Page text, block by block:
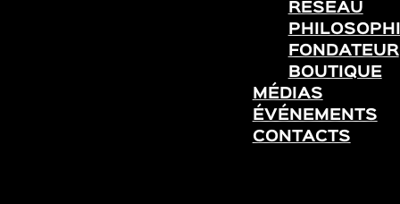
RÉSEAU
FONDATEUR
BOUTIQUE
MÉDIAS
ÉVÉNEMENTS
CONTACTS